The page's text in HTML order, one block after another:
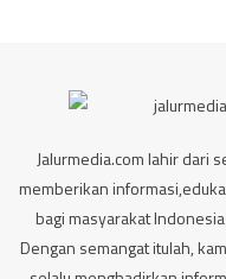
Jalurmedia.com lahir dari
memberikan
bagi masyarakat
Dengan semangat itulah,